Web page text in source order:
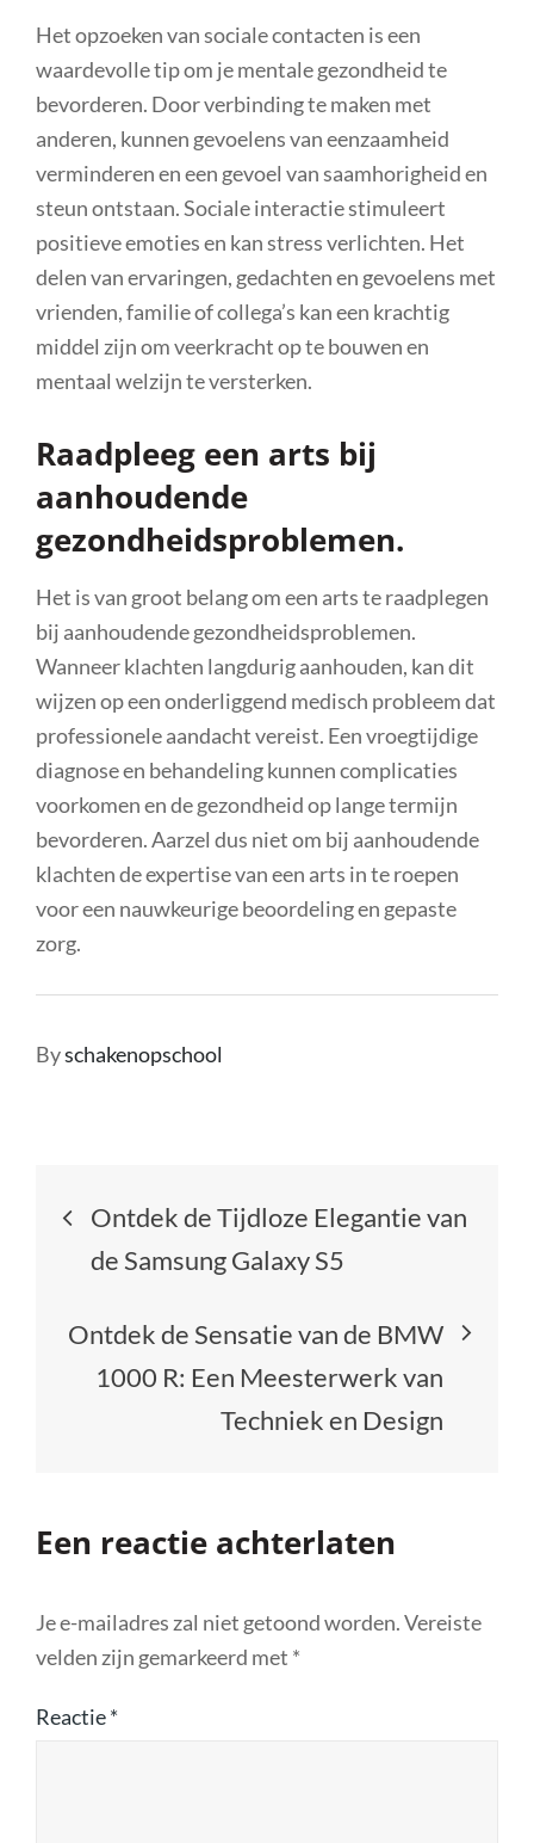
Het opzoeken van sociale contacten is een
waardevolle tip om je mentale gezondheid te
bevorderen. Door verbinding te maken met
anderen, kunnen gevoelens van eenzaamheid
verminderen en een gevoel van saamhorigheid en
steun ontstaan. Sociale interactie stimuleert
positieve emoties en kan stress verlichten. Het
delen van ervaringen, gedachten en gevoelens met
vrienden, familie of collega’s kan een krachtig
middel zijn om veerkracht op te bouwen en
mentaal welzijn te versterken.
Raadpleeg een arts bij
aanhoudende
gezondheidsproblemen.
Het is van groot belang om een arts te raadplegen
bij aanhoudende gezondheidsproblemen.
Wanneer klachten langdurig aanhouden, kan dit
wijzen op een onderliggend medisch probleem dat
professionele aandacht vereist. Een vroegtijdige
diagnose en behandeling kunnen complicaties
voorkomen en de gezondheid op lange termijn
bevorderen. Aarzel dus niet om bij aanhoudende
klachten de expertise van een arts in te roepen
voor een nauwkeurige beoordeling en gepaste
zorg.
Byschakenopschool
Berichtnavigatie
Ontdek de Tijdloze Elegantie van
de Samsung Galaxy S5
Ontdek de Sensatie van de BMW
1000 R: Een Meesterwerk van
Techniek en Design
Een reactie achterlaten
Je e-mailadres zal niet getoond worden.Vereiste
velden zijn gemarkeerd met *
Reactie*